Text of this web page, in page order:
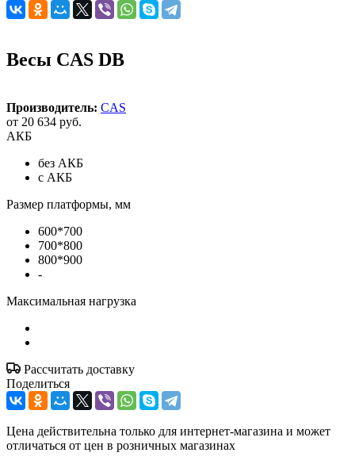
Весы CAS DB
Производитель: CAS
от 20 634 руб.
АКБ
без АКБ
с АКБ
Размер платформы, мм
600*700
700*800
800*900
-
Максимальная нагрузка
Рассчитать доставку
Поделиться
Цена действительна только для интернет-магазина и может
отличаться от цен в розничных магазинах